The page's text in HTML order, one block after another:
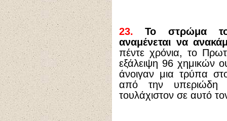
23. Το στρώμα
αναμένεται να
πέντε χρόνια, το
εξάλειψη 96 χημικών
άνοιγαν μια τρύπα
από την υπεριώδη
τουλάχιστον σε αυτό